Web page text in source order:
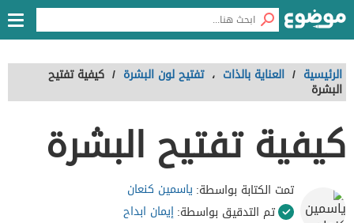
الرئيسية / العناية بالذات ، تفتيح لون البشرة / كيفية تفتيح
البشرة
كيفية تفتيح البشرة
تمت الكتابة بواسطة: ياسمين كنعان
تم التدقيق بواسطة:إيمان ابداح